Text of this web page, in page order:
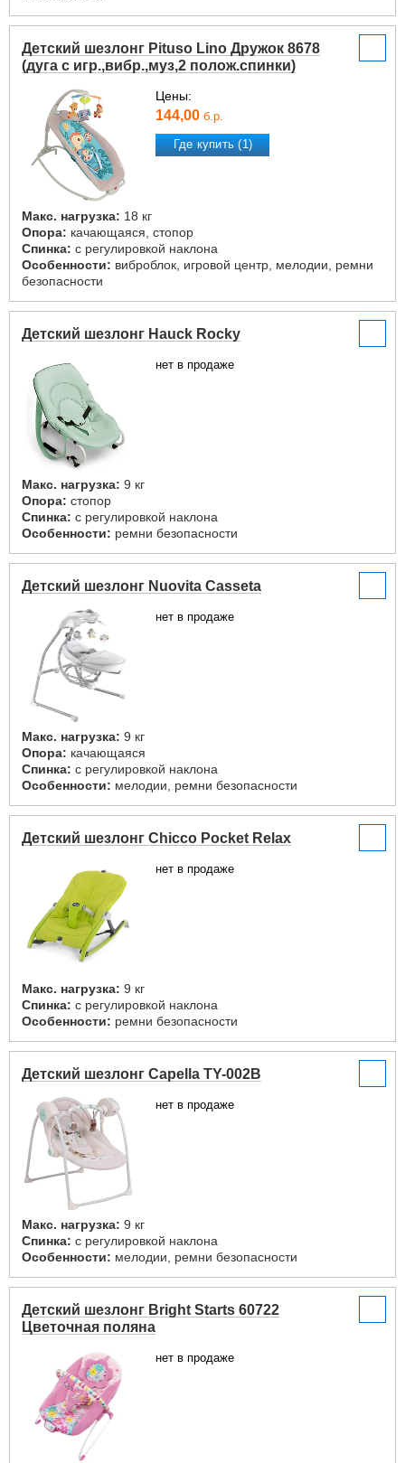
Детский шезлонг Pituso Lino Дружок 8678
(дуга с игр.,вибр.,муз,2 полож.спинки)
Цены:
144,00 б.р.
Где купить (1)
Макс. нагрузка: 18 кг
Опора: качающаяся, стопор
Спинка: с регулировкой наклона
Особенности: виброблок, игровой центр, мелодии, ремни
безопасности
Детский шезлонг Hauck Rocky
нет в продаже
Макс. нагрузка: 9 кг
Опора: стопор
Спинка: с регулировкой наклона
Особенности: ремни безопасности
Детский шезлонг Nuovita Casseta
нет в продаже
Макс. нагрузка: 9 кг
Опора: качающаяся
Спинка: с регулировкой наклона
Особенности: мелодии, ремни безопасности
Детский шезлонг Chicco Pocket Relax
нет в продаже
Макс. нагрузка: 9 кг
Спинка: с регулировкой наклона
Особенности: ремни безопасности
Детский шезлонг Capella TY-002B
нет в продаже
Макс. нагрузка: 9 кг
Спинка: с регулировкой наклона
Особенности: мелодии, ремни безопасности
Детский шезлонг Bright Starts 60722
Цветочная поляна
нет в продаже